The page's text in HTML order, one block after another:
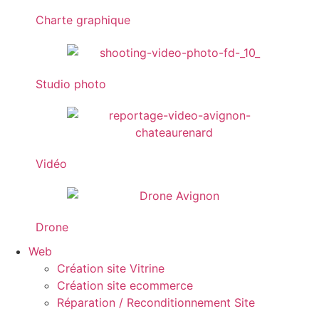
Charte graphique
Studio photo
Vidéo
Drone
Web
Création site Vitrine
Création site ecommerce
Réparation / Reconditionnement Site